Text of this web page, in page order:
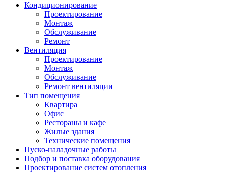
Кондиционирование
Проектирование
Монтаж
Обслуживание
Ремонт
Вентиляция
Проектирование
Монтаж
Обслуживание
Ремонт вентиляции
Тип помещения
Квартира
Офис
Рестораны и кафе
Жилые здания
Технические помещения
Пуско-наладочные работы
Подбор и поставка оборудования
Проектирование систем отопления